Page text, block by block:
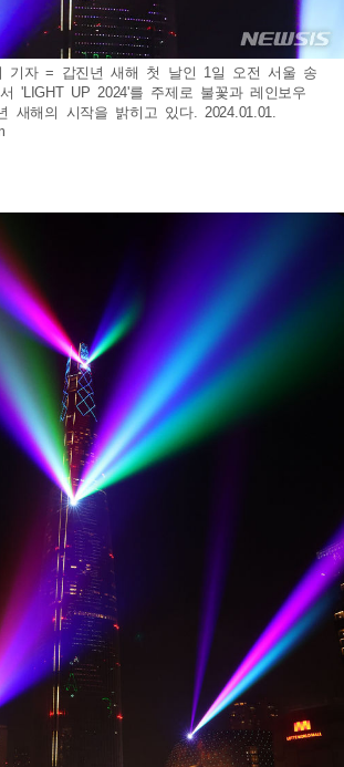
기자 = 갑진년 새해 첫 날인 1일 오전 서울 송
'LIGHT UP 2024'를 주제로 불꽃과 레인보우
새해의 시작을 밝히고 있다. 2024.01.01.